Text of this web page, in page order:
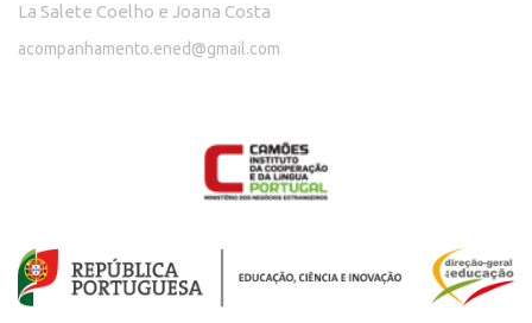
La Salete Coelho e Joana Costa
acompanhamento.ened@gmail.com